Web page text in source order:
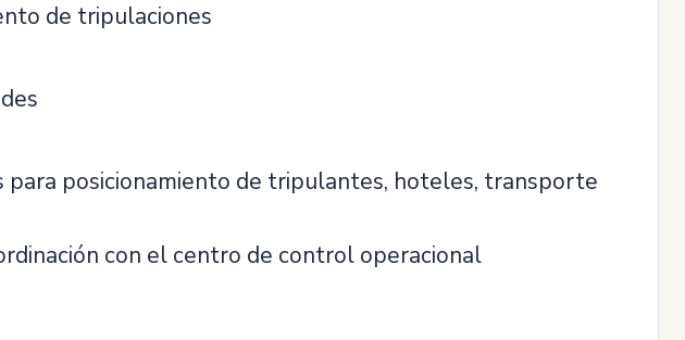
de tripulaciones
posicionamiento de tripulantes, hoteles, transporte
con el centro de control operacional